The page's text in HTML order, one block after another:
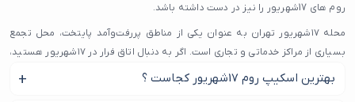
روم های 17شهریور را نیز در دست داشته باشد.
محله ۱۷شهریور تهران به عنوان یکی از مناطق پررفت‌وآمد پایتخت، محل تجمع
بسیاری از مراکز خدماتی و تجاری است. اگر به دنبال اتاق فرار در ۱۷شهریور هستید،
این محله گزینه‌های متعددی را در اختیار شما قرار می‌دهد. وجود خیابان‌های
پرتردد، نزدیکی به ایستگاه‌های مترو و دسترسی آسان باعث شده تا بسیاری از
بهترین اسکیپ روم 17شهریور کجاست ؟